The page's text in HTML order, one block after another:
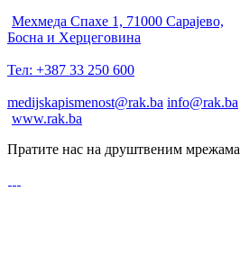
Мехмеда Спахе 1, 71000 Сарајево,
Босна и Херцеговина
Тел: +387 33 250 600
medijskapismenost@rak.ba info@rak.ba
www.rak.ba
Пратите нас на друштвеним мрежама